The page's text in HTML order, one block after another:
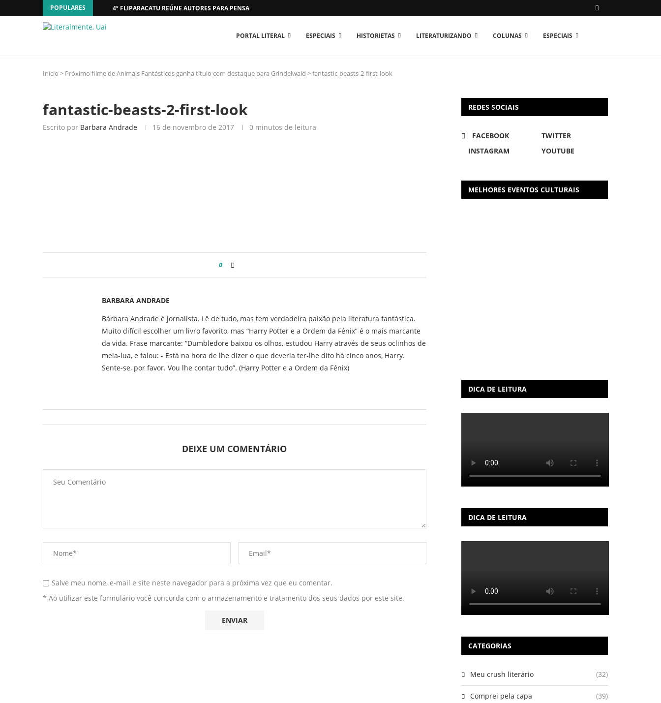
POPULARES 4º FLIPARACATU REÚNE AUTORES PARA PENSAR O MUNDO...
PORTAL LITERAL ESPECIAIS HISTORIETAS LITERATURIZANDO COLUNAS ESPECIAIS
Início > Próximo filme de Animais Fantásticos ganha título com destaque para Grindelwald >fantastic-beasts-2-first-look
fantastic-beasts-2-first-look
Escrito por Barbara Andrade 16 de novembro de 2017 0 minutos de leitura
0
BARBARA ANDRADE
Bárbara Andrade é jornalista. Lê de tudo, mas tem verdadeira paixão pela literatura fantástica.
Muito difícil escolher um livro favorito, mas “Harry Potter e a Ordem da Fénix” é o mais marcante
da vida. Frase marcante: “Dumbledore baixou os olhos, estudou Harry através de seus oclinhos de
meia-lua, e falou: - Está na hora de lhe dizer o que deveria ter-lhe dito há cinco anos, Harry.
Sente-se, por favor. Vou lhe contar tudo”. (Harry Potter e a Ordem da Fénix)
DEIXE UM COMENTÁRIO
Salve meu nome, e-mail e site neste navegador para a próxima vez que eu comentar.
* Ao utilizar este formulário você concorda com o armazenamento e tratamento dos seus dados por este site.
REDES SOCIAIS
FACEBOOK
TWITTER
INSTAGRAM
YOUTUBE
MELHORES EVENTOS CULTURAIS
DICA DE LEITURA
DICA DE LEITURA
CATEGORIAS
Meu crush literário (32)
Comprei pela capa (39)